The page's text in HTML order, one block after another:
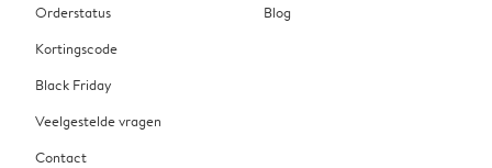
Orderstatus
Kortingscode
Black Friday
Veelgestelde vragen
Contact
Blog